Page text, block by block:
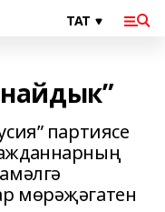
партиясе
мөрәҗәгатен